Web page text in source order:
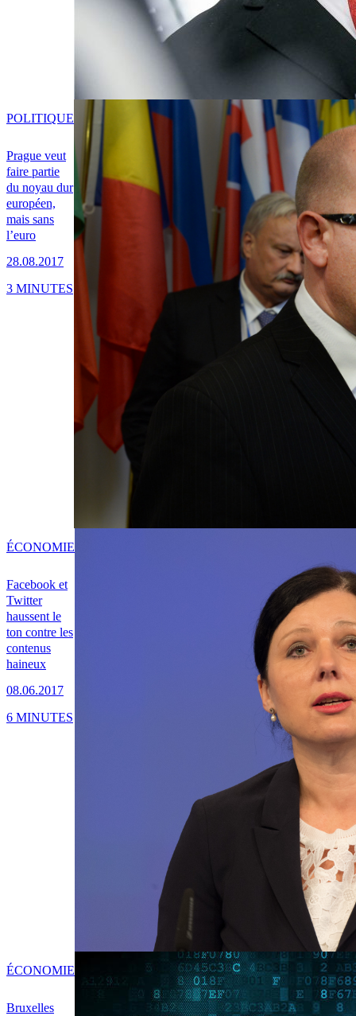
Prague veut
faire partie
du noyau dur
européen,
mais sans
l’euro
28.08.2017
POLITIQUE
3 MINUTES
Facebook et
Twitter
haussent le
ton contre les
contenus
haineux
08.06.2017
ÉCONOMIE
6 MINUTES
Bruxelles
ÉCONOMIE